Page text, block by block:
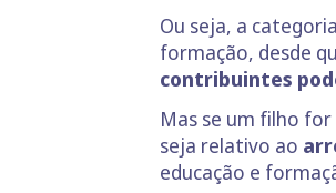
Ou seja, a categoria
formação, desde
contribuintes
Mas se um filho
seja relativo ao
educação e